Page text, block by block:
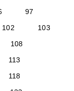
97
102
103
108
113
118